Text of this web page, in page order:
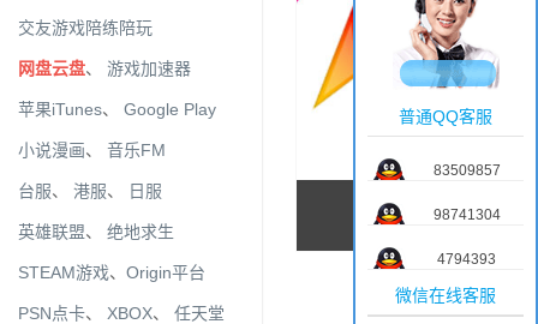
交友游戏陪练陪玩
网盘云盘、 游戏加速器
苹果iTunes、 Google Play
小说漫画、 音乐FM
台服、 港服、 日服
英雄联盟、 绝地求生
STEAM游戏、 Origin平台
PSN点卡、 XBOX、 任天堂
普通QQ客服
83509857
98741304
4794393
微信在线客服